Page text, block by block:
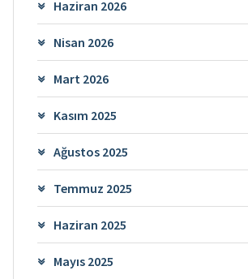
Haziran 2026
Nisan 2026
Mart 2026
Kasım 2025
Ağustos 2025
Temmuz 2025
Haziran 2025
Mayıs 2025